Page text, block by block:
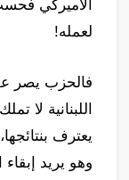
الأميركي
لعمله!
فالحزب يصر
اللبنانية لا
يعترف
وهو يريد